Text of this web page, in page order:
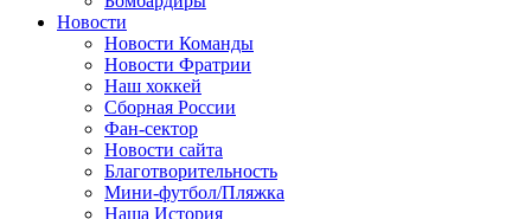
Новости
Новости Команды
Новости Фратрии
Наш хоккей
Сборная России
Фан-cектор
Новости сайта
Благотворительность
Мини-футбол/Пляжка
Наша История